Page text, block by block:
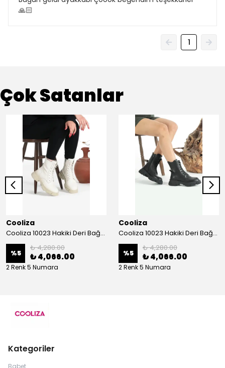
🙏🏻
1
Çok Satanlar
Cooliza
Cooliza 10023 Hakiki Deri Bağcıklı ve Fermuarlı Rahat Kadın Bot Ayakkabı - Ekru
%5
₺ 4,280.00
₺ 4,066.00
2 Renk 5 Numara
Cooliza
Cooliza 10023 Hakiki Deri Bağcıklı ve Fermuarlı Rahat Kadın Bot Ayakkabı - Siyah
%5
₺ 4,280.00
₺ 4,066.00
2 Renk 5 Numara
Kategoriler
Babet